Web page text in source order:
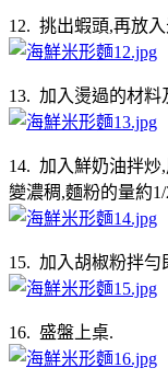
12. 挑出蝦頭,再放
13. 加入燙過的材料
14. 加入鮮奶油拌炒
變濃稠,麵粉的量約
15. 加入胡椒粉拌勻
16. 盛盤上桌.